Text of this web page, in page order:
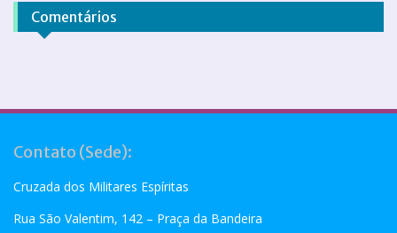
Comentários
Contato (Sede):
Cruzada dos Militares Espíritas
Rua São Valentim, 142 – Praça da Bandeira